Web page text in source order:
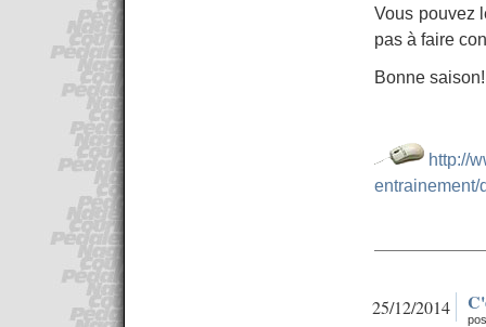
Vous pouvez
pas à faire
Bonne saison!
http://
entrainement/
25/12/2014